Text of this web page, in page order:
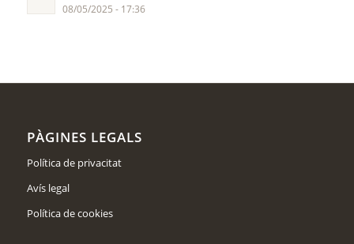
08/05/2025 - 17:36
PÀGINES LEGALS
Política de privacitat
Avís legal
Política de cookies